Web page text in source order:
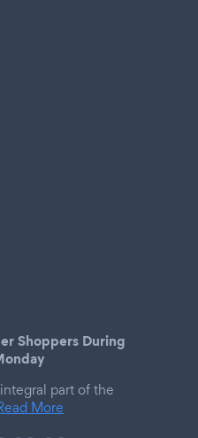
Shoppers During
part of the
More